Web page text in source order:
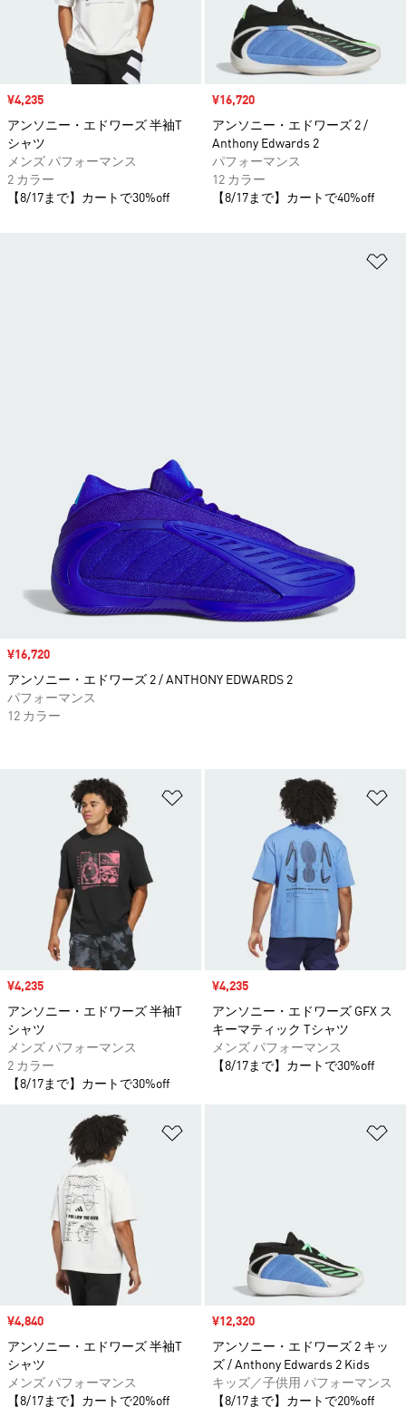
セール価格
¥4,235
アンソニー・エドワーズ 半袖T
シャツ
メンズ パフォーマンス
2 カラー
【8/17まで】カートで30%off
セール価格
¥16,720
アンソニー・エドワーズ 2 /
Anthony Edwards 2
パフォーマンス
12 カラー
【8/17まで】カートで40%off
ほしいものリストに追加
セール価格
¥4,235
アンソニー・エドワーズ 半袖T
シャツ
メンズ パフォーマンス
2 カラー
【8/17まで】カートで30%off
セール価格
¥4,235
アンソニー・エドワーズ GFX ス
キーマティック Tシャツ
メンズ パフォーマンス
【8/17まで】カートで30%off
セール価格
¥4,840
アンソニー・エドワーズ 半袖T
シャツ
メンズ パフォーマンス
【8/17まで】カートで20%off
セール価格
¥12,320
アンソニー・エドワーズ 2 キッ
ズ / Anthony Edwards 2 Kids
キッズ／子供用 パフォーマンス
【8/17まで】カートで20%off
セール価格
¥16,720
アンソニー・エドワーズ 2 / ANTHONY EDWARDS 2
パフォーマンス
12 カラー